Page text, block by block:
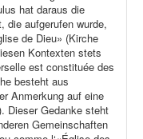
hat daraus die
die aufgerufen wurde,
de Dieu» (Kirche
Kontexten stets
est constituée des
besteht aus
Anmerkung auf eine
Dieser Gedanke steht
Gemeinschaften